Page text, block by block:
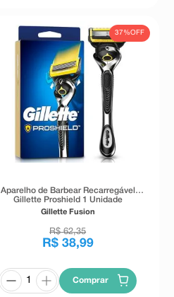
37%OFF
Aparelho de Barbear Recarregável
Gillette Proshield 1 Unidade
Gillette Fusion
R$ 62,35
R$ 38,99
Comprar